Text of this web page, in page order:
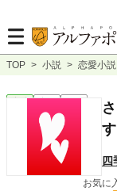
TOP > 小説 > 恋愛小説
恋愛 完結 短編
す
四
お気に